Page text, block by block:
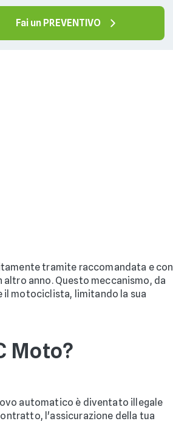
Fai un PREVENTIVO
tramite raccomandata e con
anno. Questo meccanismo, da
motociclista, limitando la sua
Moto?
automatico è diventato illegale
l'assicurazione della tua